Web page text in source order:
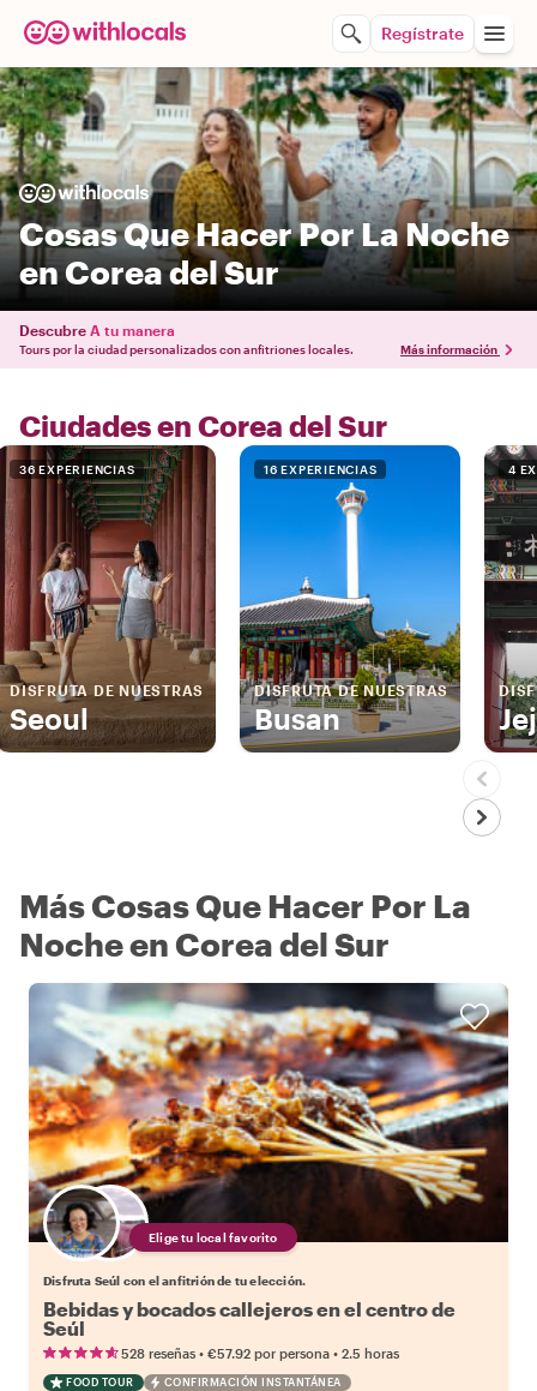
Regístrate
Cosas Que Hacer Por La Noche
en Corea del Sur
Descubre A tu manera
Tours por la ciudad personalizados con anfitriones locales. Más información
Ciudades en Corea del Sur
36 EXPERIENCIAS
DISFRUTA DE NUESTRAS
Seoul
16 EXPERIENCIAS
DISFRUTA DE NUESTRAS
Busan
4
Más Cosas Que Hacer Por La
Noche en Corea del Sur
Elige tu local favorito
Disfruta Seúl con el anfitrión de tu elección.
Bebidas y bocados callejeros en el centro de
Seúl
528 reseñas • €57.92 por persona • 2.5 horas
FOOD TOUR CONFIRMACIÓN INSTANTÁNEA